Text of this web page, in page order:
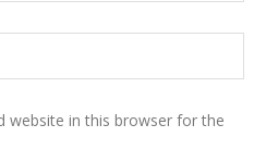
website in this browser for the